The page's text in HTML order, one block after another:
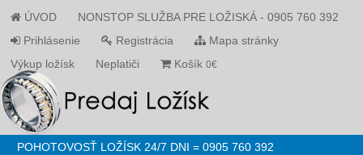
ÚVOD
NONSTOP SLUŽBA PRE LOŽISKÁ - 0905 760 392
Prihlásenie
Registrácia
Mapa stránky
Výkup ložísk
Neplatiči Košík 0€
POHOTOVOSŤ LOŽÍSK 24/7 DNI = 0905 760 392